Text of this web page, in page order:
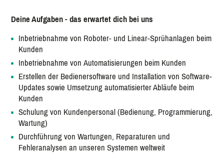
Deine Aufgaben - das erwartet dich bei uns
Inbetriebnahme von Roboter- und Linear-Sprühanlagen beim
Kunden
Inbetriebnahme von Automatisierungen beim Kunden
Erstellen der Bedienersoftware und Installation von Software-
Updates sowie Umsetzung automatisierter Abläufe beim
Kunden
Schulung von Kundenpersonal (Bedienung, Programmierung,
Wartung)
Durchführung von Wartungen, Reparaturen und
Fehleranalysen an unseren Systemen weltweit